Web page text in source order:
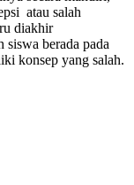
atau salah
diakhir
siswa berada pada
konsep yang salah.